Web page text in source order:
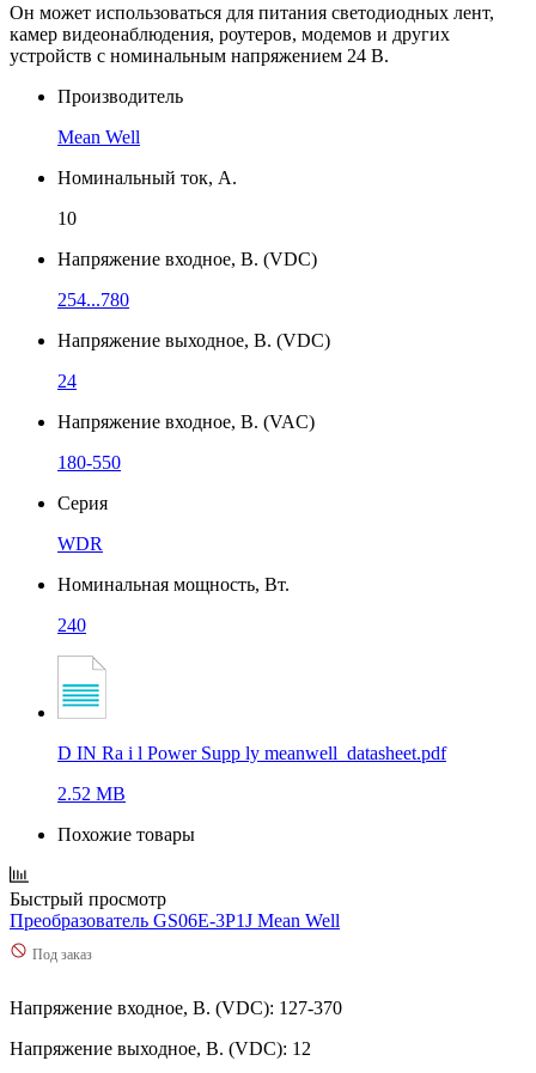
Он может использоваться для питания светодиодных лент,
камер видеонаблюдения, роутеров, модемов и других
устройств с номинальным напряжением 24 В.
Производитель
Mean Well
Номинальный ток, А.
10
Напряжение входное, В. (VDC)
254...780
Напряжение выходное, В. (VDC)
24
Напряжение входное, В. (VAC)
180-550
Серия
WDR
Номинальная мощность, Вт.
240
D IN Ra i l Power Supp ly meanwell_datasheet.pdf
2.52 MB
Похожие товары
Быстрый просмотр
Преобразователь GS06E-3P1J Mean Well
Под заказ
Напряжение входное, В. (VDC): 127-370
Напряжение выходное, В. (VDC): 12